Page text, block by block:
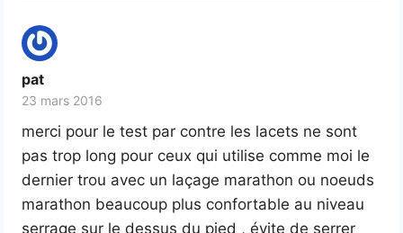
pat
23 mars 2016
merci pour le test par contre les lacets ne sont
pas trop long pour ceux qui utilise comme moi le
dernier trou avec un laçage marathon ou noeuds
marathon beaucoup plus confortable au niveau
serrage sur le dessus du pied , évite de serrer